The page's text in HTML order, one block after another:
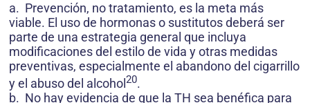
a. Prevención, no tratamiento, es la meta más
viable. El uso de hormonas o sustitutos deberá ser
parte de una estrategia general que incluya
modificaciones del estilo de vida y otras medidas
preventivas, especialmente el abandono del cigarrillo
y el abuso del alcohol 20.
b. No hay evidencia de que la TH sea benéfica para